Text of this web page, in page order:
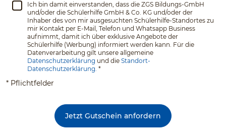
Ich bin damit einverstanden, dass die ZGS Bildungs-GmbH
und/oder die Schülerhilfe GmbH & Co. KG und/oder der
Inhaber des von mir ausgesuchten Schülerhilfe-Standortes zu
mir Kontakt per E-Mail, Telefon und Whatsapp Business
aufnimmt, damit ich über exklusive Angebote der
Schülerhilfe (Werbung) informiert werden kann. Für die
Datenverarbeitung gilt unsere allgemeine
Datenschutzerklärung und die Standort-
Datenschutzerklärung. *
* Pflichtfelder
Jetzt Gutschein anfordern